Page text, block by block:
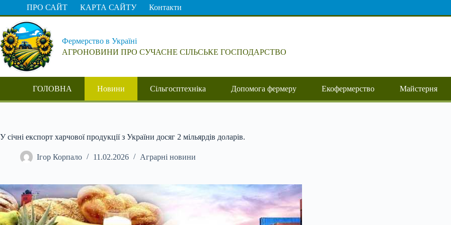
Перейти
вмісту
ПРО САЙТ КАРТА САЙТУ Контакти
Фермерство в Україні
АГРОНОВИНИ ПРО СУЧАСНЕ СІЛЬСЬКЕ ГОСПОДАРСТВО
ГОЛОВНА Новини Сільгосптехніка Допомога фермеру Екофермерство Майстерня
У січні експорт харчової продукції з України досяг 2 мільярдів доларів.
Ігор Корпало 11.02.2026 Аграрні новини